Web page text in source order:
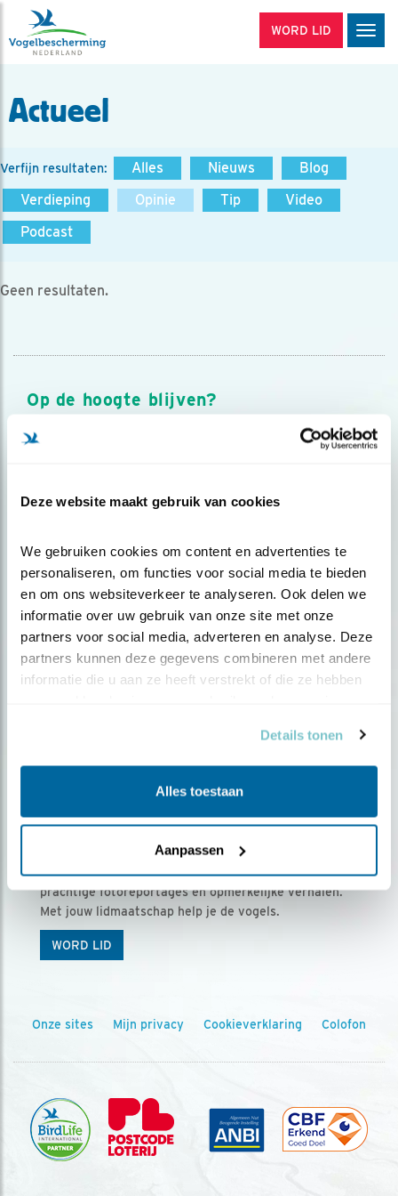
Deze website maakt gebruik van cookies
We gebruiken cookies om content en advertenties te
personaliseren, om functies voor social media te bieden
en om ons websiteverkeer te analyseren. Ook delen we
informatie over uw gebruik van onze site met onze
partners voor social media, adverteren en analyse. Deze
partners kunnen deze gegevens combineren met andere
informatie die u aan ze heeft verstrekt of die ze hebben
Details tonen
Alles toestaan
Aanpassen
WORD LID
Actueel
Verfijn resultaten: Alles Nieuws
Blog
Verdieping
Opinie Tip
Video
Podcast
Geen resultaten.
Op de hoogte blijven?
Meld je aan en ontvang nieuws, inspiratie, acties en tips
over vogels en activiteiten van Vogelbescherming.
Ontvang 5 x Vogels voor € 36,00 per jaar
Vogels is het tijdschrift voor onze leden, met
prachtige fotoreportages en opmerkelijke verhalen.
Met jouw lidmaatschap help je de vogels.
WORD LID
Onze sites Mijn privacy Cookieverklaring Colofon